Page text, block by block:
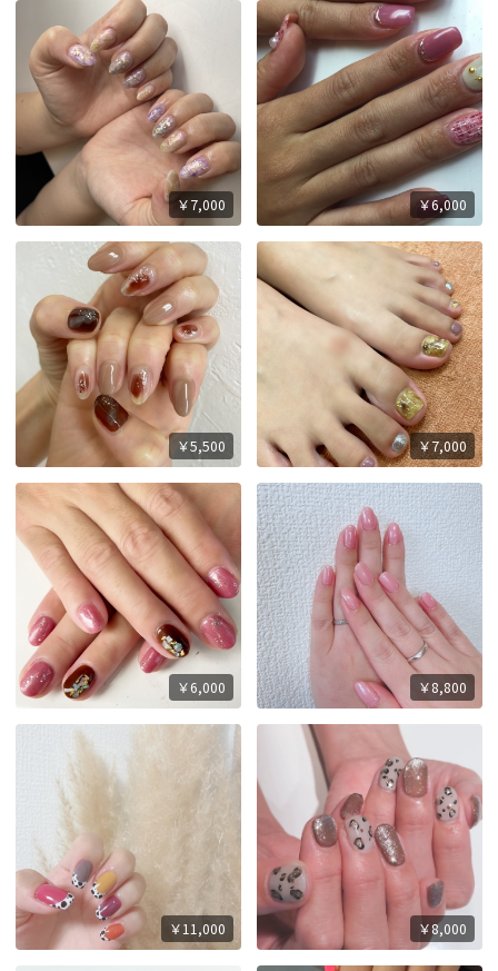
￥7,000 ￥6,000
￥5,500 ￥7,000
￥6,000 ￥8,800
￥11,000 ￥8,000